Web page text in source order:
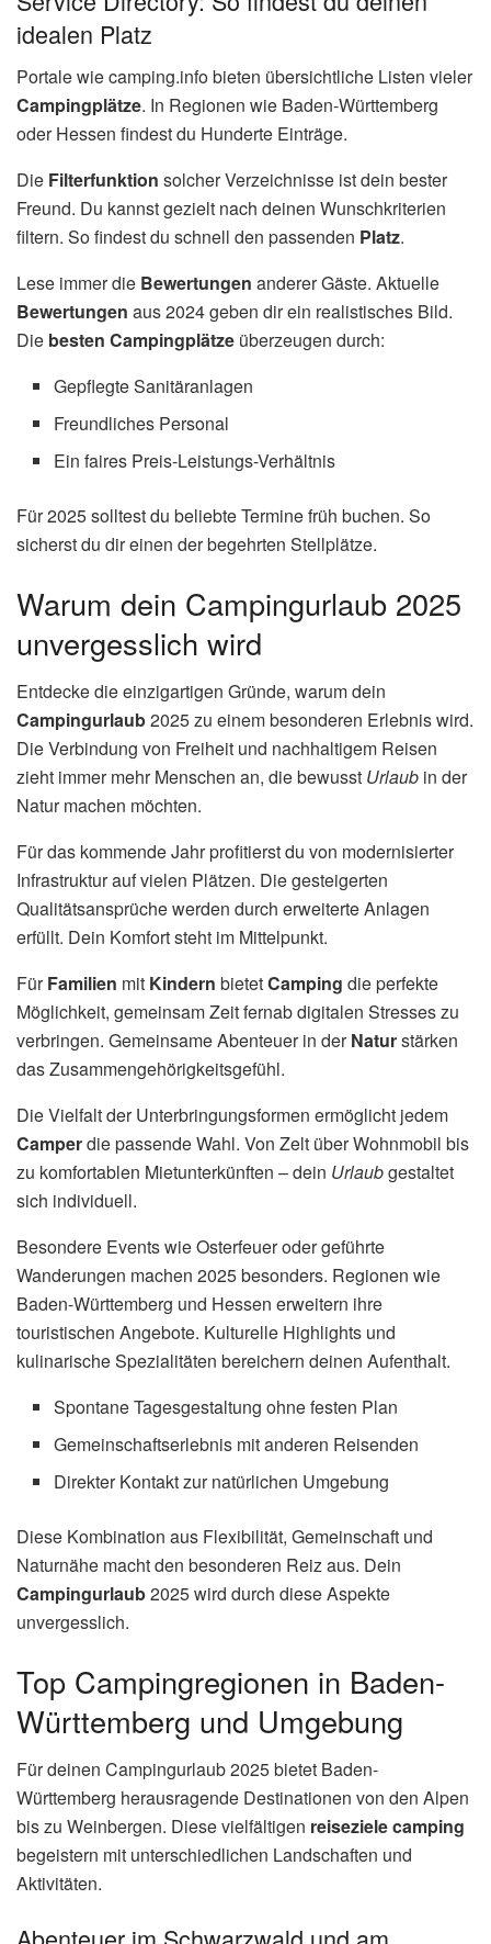
idealen Platz
Portale wie camping.info bieten übersichtliche Listen vieler
Campingplätze. In Regionen wie Baden-Württemberg
oder Hessen findest du Hunderte Einträge.
Die Filterfunktion solcher Verzeichnisse ist dein bester
Freund. Du kannst gezielt nach deinen Wunschkriterien
filtern. So findest du schnell den passenden Platz.
Lese immer die Bewertungen anderer Gäste. Aktuelle
Bewertungen aus 2024 geben dir ein realistisches Bild.
Die besten Campingplätze überzeugen durch:
Gepflegte Sanitäranlagen
Freundliches Personal
Ein faires Preis-Leistungs-Verhältnis
Für 2025 solltest du beliebte Termine früh buchen. So
sicherst du dir einen der begehrten Stellplätze.
Warum dein Campingurlaub 2025
unvergesslich wird
Entdecke die einzigartigen Gründe, warum dein
Campingurlaub2025 zu einem besonderen Erlebnis wird.
Die Verbindung von Freiheit und nachhaltigem Reisen
zieht immer mehr Menschen an, die bewusst Urlaub in der
Natur machen möchten.
Für das kommende Jahr profitierst du von modernisierter
Infrastruktur auf vielen Plätzen. Die gesteigerten
Qualitätsansprüche werden durch erweiterte Anlagen
erfüllt. Dein Komfort steht im Mittelpunkt.
FürFamilien mit Kindern bietetCamping die perfekte
Möglichkeit, gemeinsam Zeit fernab digitalen Stresses zu
verbringen. Gemeinsame Abenteuer in derNaturstärken
das Zusammengehörigkeitsgefühl.
Die Vielfalt der Unterbringungsformen ermöglicht jedem
Camperdie passende Wahl. Von Zelt über Wohnmobil bis
zu komfortablen Mietunterkünften – dein Urlaubgestaltet
sich individuell.
Besondere Events wie Osterfeuer oder geführte
Wanderungen machen 2025 besonders. Regionen wie
Baden-Württemberg und Hessen erweitern ihre
touristischen Angebote. Kulturelle Highlights und
kulinarische Spezialitäten bereichern deinen Aufenthalt.
Spontane Tagesgestaltung ohne festen Plan
Gemeinschaftserlebnis mit anderen Reisenden
Direkter Kontakt zur natürlichen Umgebung
Diese Kombination aus Flexibilität, Gemeinschaft und
Naturnähe macht den besonderen Reiz aus. Dein
Campingurlaub2025 wird durch diese Aspekte
unvergesslich.
Top Campingregionen in Baden-
Württemberg und Umgebung
Für deinen Campingurlaub 2025 bietet Baden-
Württemberg herausragende Destinationen von den Alpen
bis zu Weinbergen. Diese vielfältigen reiseziele camping
begeistern mit unterschiedlichen Landschaften und
Aktivitäten.